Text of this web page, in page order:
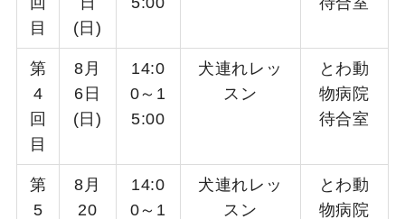
目
(日)
第
4
回
目
8月
6日
(日)
14:0
0～1
5:00
犬連れレッ
スン
とわ動
物病院
待合室
第
5
8月
20
14:0
0～1
犬連れレッ
スン
とわ動
物病院